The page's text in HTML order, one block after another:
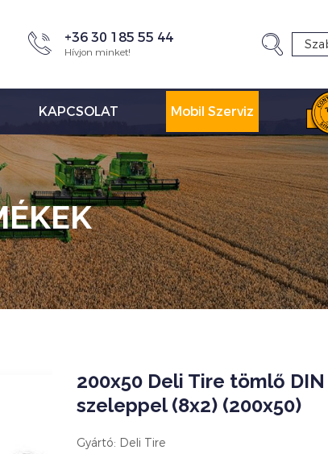
+36 30 185 55 44
Hívjon minket!
KAPCSOLAT Mobil Szerviz
200x50 Deli Tire tömlő
szeleppel (8x2) (200x50)
Gyártó: Deli Tire